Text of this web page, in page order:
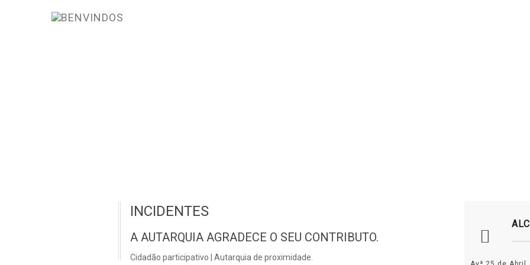
INCIDENTES
A AUTARQUIA AGRADECE O SEU CONTRIBUTO.
Cidadão participativo | Autarquia de proximidade.